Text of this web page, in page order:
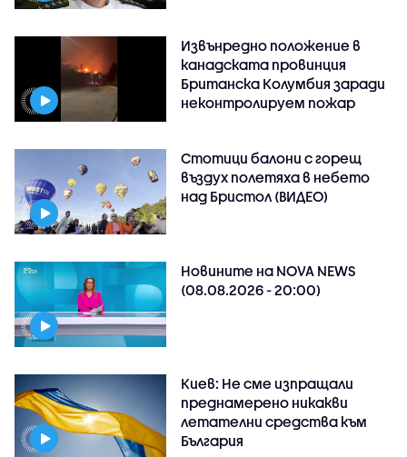
Извънредно положение в
канадската провинция
Британска Колумбия заради
неконтролируем пожар
Стотици балони с горещ
въздух полетяха в небето
над Бристол (ВИДЕО)
Новините на NOVA NEWS
(08.08.2026 - 20:00)
Киев: Не сме изпращали
преднамерено никакви
летателни средства към
България